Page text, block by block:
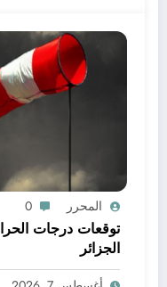
المحرر 0
الجزائر